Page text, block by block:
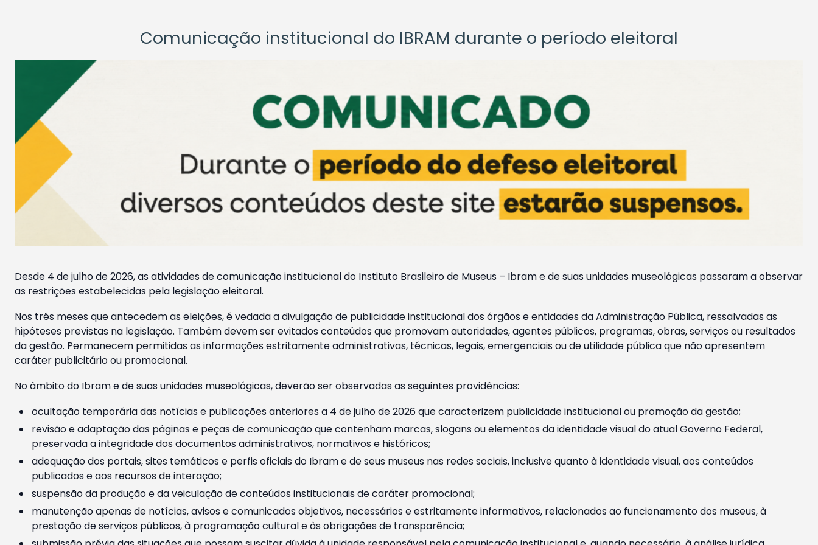
Comunicação institucional do IBRAM durante o período eleitoral
Desde 4 de julho de 2026, as atividades de comunicação institucional do Instituto Brasileiro de Museus – Ibram e de suas unidades museológicas passaram a observar
as restrições estabelecidas pela legislação eleitoral.
Nos três meses que antecedem as eleições, é vedada a divulgação de publicidade institucional dos órgãos e entidades da Administração Pública, ressalvadas as
hipóteses previstas na legislação. Também devem ser evitados conteúdos que promovam autoridades, agentes públicos, programas, obras, serviços ou resultados
da gestão. Permanecem permitidas as informações estritamente administrativas, técnicas, legais, emergenciais ou de utilidade pública que não apresentem
caráter publicitário ou promocional.
No âmbito do Ibram e de suas unidades museológicas, deverão ser observadas as seguintes providências:
ocultação temporária das notícias e publicações anteriores a 4 de julho de 2026 que caracterizem publicidade institucional ou promoção da gestão;
revisão e adaptação das páginas e peças de comunicação que contenham marcas, slogans ou elementos da identidade visual do atual Governo Federal,
preservada a integridade dos documentos administrativos, normativos e históricos;
adequação dos portais, sites temáticos e perfis oficiais do Ibram e de seus museus nas redes sociais, inclusive quanto à identidade visual, aos conteúdos
publicados e aos recursos de interação;
suspensão da produção e da veiculação de conteúdos institucionais de caráter promocional;
manutenção apenas de notícias, avisos e comunicados objetivos, necessários e estritamente informativos, relacionados ao funcionamento dos museus, à
prestação de serviços públicos, à programação cultural e às obrigações de transparência;